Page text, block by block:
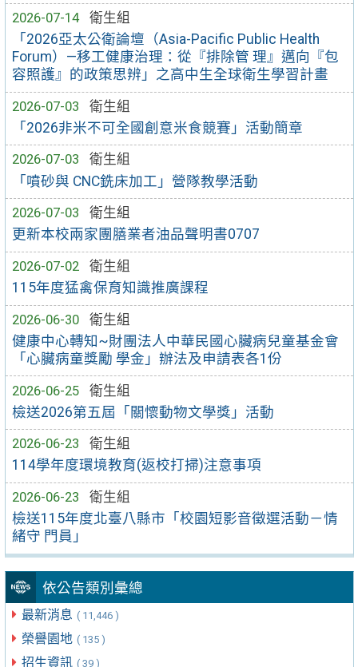
2026-07-14
衛生組
「2026亞太公衛論壇（Asia-Pacific Public Health
Forum）—移工健康治理：從『排除管 理』邁向『包
容照護』的政策思辨」之高中生全球衛生學習計畫
2026-07-03
衛生組
「2026非米不可全國創意米食競賽」活動簡章
2026-07-03
衛生組
「噴砂與 CNC銑床加工」營隊教學活動
2026-07-03
衛生組
更新本校兩家團膳業者油品聲明書0707
2026-07-02
衛生組
115年度猛禽保育知識推廣課程
2026-06-30
衛生組
健康中心轉知~財團法人中華民國心臟病兒童基金會
「心臟病童獎勵 學金」辦法及申請表各1份
2026-06-25
衛生組
檢送2026第五屆「關懷動物文學獎」活動
2026-06-23
衛生組
114學年度環境教育(返校打掃)注意事項
2026-06-23
衛生組
檢送115年度北臺八縣市「校園短影音徵選活動－情
緒守 門員」
依公告類別彙總
最新消息 ( 11,446 )
榮譽園地 ( 135 )
招生資訊 ( 39 )